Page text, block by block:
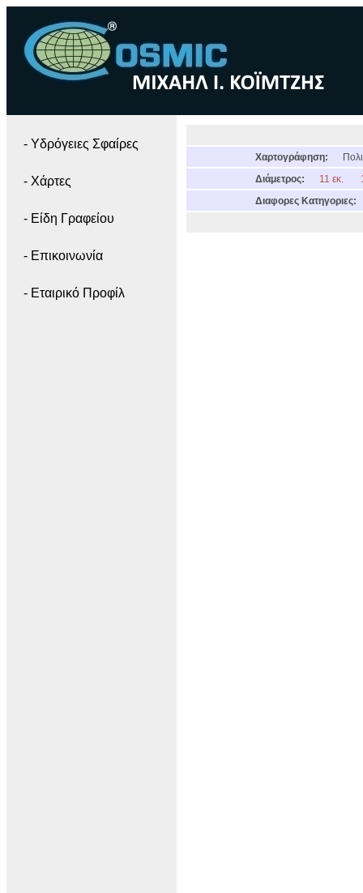
- Yδρόγειες Σφαίρες
- Χάρτες
- Είδη Γραφείου
- Επικοινωνία
- Εταιρικό Προφίλ
Χαρτογράφηση:
Διάμετρος:
11 εκ.
Διαφορες Κατηγοριες: